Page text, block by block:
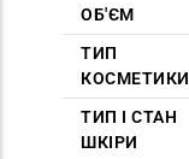
ОБ'ЄМ
ТИП
КОСМЕТИКИ
ТИП І СТАН
ШКІРИ